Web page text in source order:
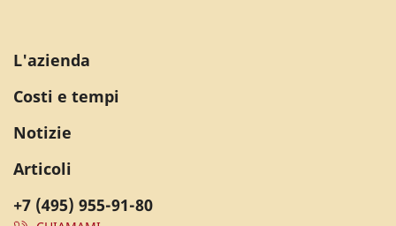
+7 (495) 955-91-80
L'azienda
Costi e tempi
Notizie
Articoli